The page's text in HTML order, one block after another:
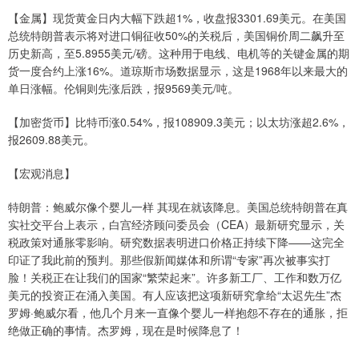
【金属】现货黄金日内大幅下跌超1%，收盘报3301.69美元。在美国
总统特朗普表示将对进口铜征收50%的关税后，美国铜价周二飙升至
历史新高，至5.8955美元/磅。这种用于电线、电机等的关键金属的期
货一度合约上涨16%。道琼斯市场数据显示，这是1968年以来最大的
单日涨幅。伦铜则先涨后跌，报9569美元/吨。
【加密货币】比特币涨0.54%，报108909.3美元；以太坊涨超2.6%，
报2609.88美元。
【宏观消息】
特朗普：鲍威尔像个婴儿一样 其现在就该降息。美国总统特朗普在真
实社交平台上表示，白宫经济顾问委员会（CEA）最新研究显示，关
税政策对通胀零影响。研究数据表明进口价格正持续下降——这完全
印证了我此前的预判。那些假新闻媒体和所谓“专家”再次被事实打
脸！关税正在让我们的国家“繁荣起来”。许多新工厂、工作和数万亿
美元的投资正在涌入美国。有人应该把这项新研究拿给“太迟先生”杰
罗姆·鲍威尔看，他几个月来一直像个婴儿一样抱怨不存在的通胀，拒
绝做正确的事情。杰罗姆，现在是时候降息了！